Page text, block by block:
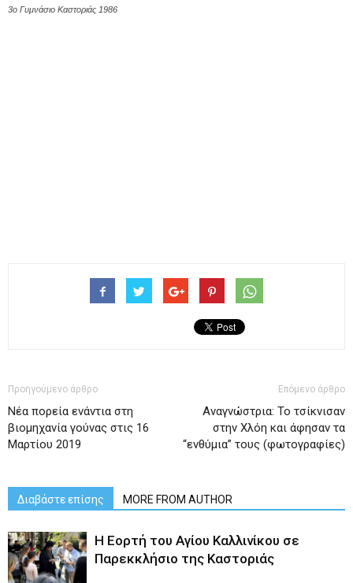
3ο Γυμνάσιο Καστοριάς 1986
Προηγούμενο άρθρο
Νέα πορεία ενάντια στη
βιομηχανία γούνας στις 16
Μαρτίου 2019
Επόμενο άρθρο
Αναγνώστρια: Το τσίκνισαν
στην Χλόη και άφησαν τα
“ενθύμια” τους (φωτογραφίες)
Διαβάστε επίσης MORE FROM AUTHOR
H Εορτή του Αγίου Καλλινίκου σε
Παρεκκλήσιο της Καστοριάς